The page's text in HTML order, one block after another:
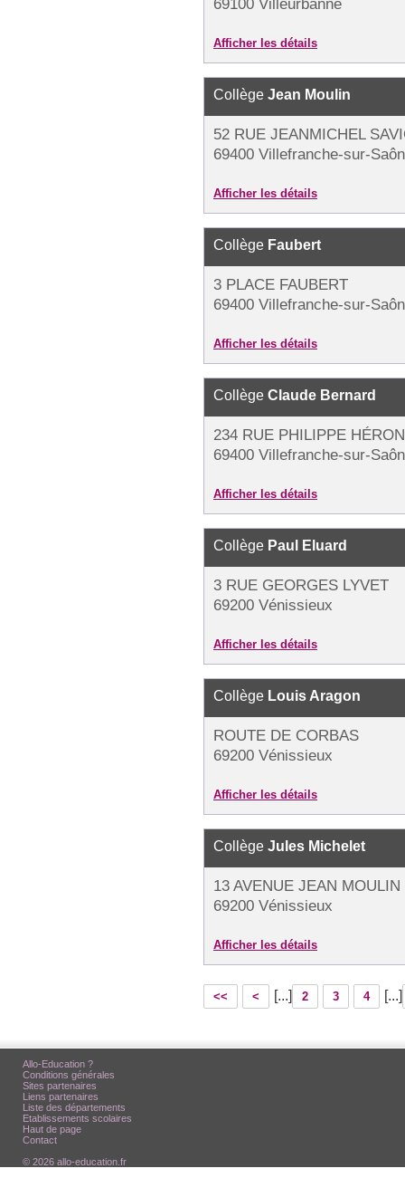
69100 Villeurbanne
Afficher les détails
Collège Jean Moulin
52 RUE JEANMICHEL
69400 Villefranche-sur-
Afficher les détails
Collège Faubert
3 PLACE FAUBERT
69400 Villefranche-sur-
Afficher les détails
Collège Claude Bernard
234 RUE PHILIPPE
69400 Villefranche-sur-
Afficher les détails
Collège Paul Eluard
3 RUE GEORGES LYVET
69200 Vénissieux
Afficher les détails
Collège Louis Aragon
ROUTE DE CORBAS
69200 Vénissieux
Afficher les détails
Collège Jules Michelet
13 AVENUE JEAN MOULIN
69200 Vénissieux
Afficher les détails
<< < [...] 2 3 4 [...]
Allo-Education ?
Conditions générales
Sites partenaires
Liens partenaires
Liste des départements
Etablissements scolaires
Haut de page
Contact
© 2026 allo-education.fr